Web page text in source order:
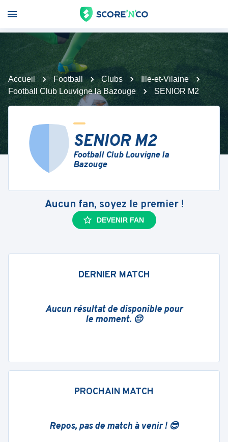
Accueil Football Clubs
Ille-et-Vilaine
Football Club Louvigne la Bazouge
SENIOR M2
SENIOR M2
Football Club Louvigne la
Bazouge
Aucun fan, soyez le premier !
DEVENIR FAN
DERNIER MATCH
Aucun résultat de disponible pour
le moment. 😔
PROCHAIN MATCH
Repos, pas de match à venir ! 😎